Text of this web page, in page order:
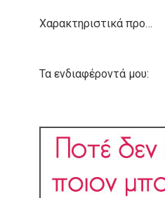
Χαρακτηριστικά προσωπικότητας:
Τα ενδιαφέροντά μου: